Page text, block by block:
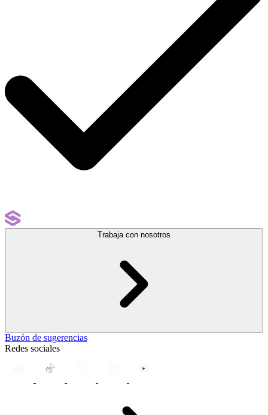
Trabaja con nosotros
Buzón de sugerencias
Redes sociales